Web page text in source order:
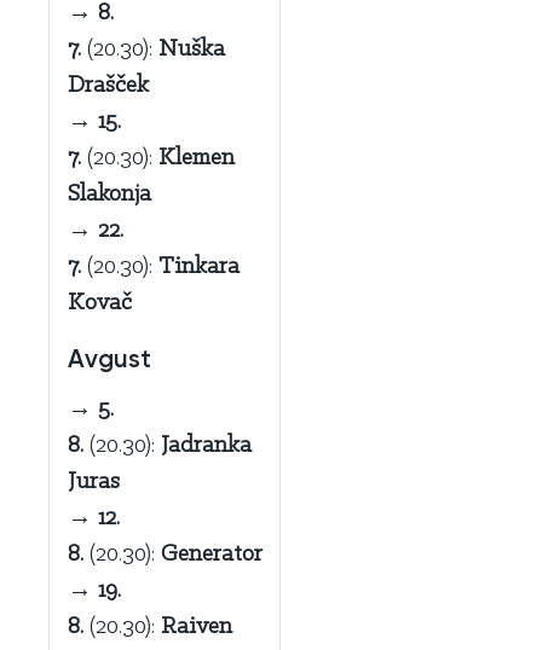
→ 8.
7. (20.30): Nuška
Drašček
→ 15.
7. (20.30): Klemen
Slakonja
→ 22.
7. (20.30): Tinkara
Kovač
Avgust
→ 5.
8. (20.30): Jadranka
Juras
→ 12.
8. (20.30): Generator
→ 19.
8. (20.30): Raiven